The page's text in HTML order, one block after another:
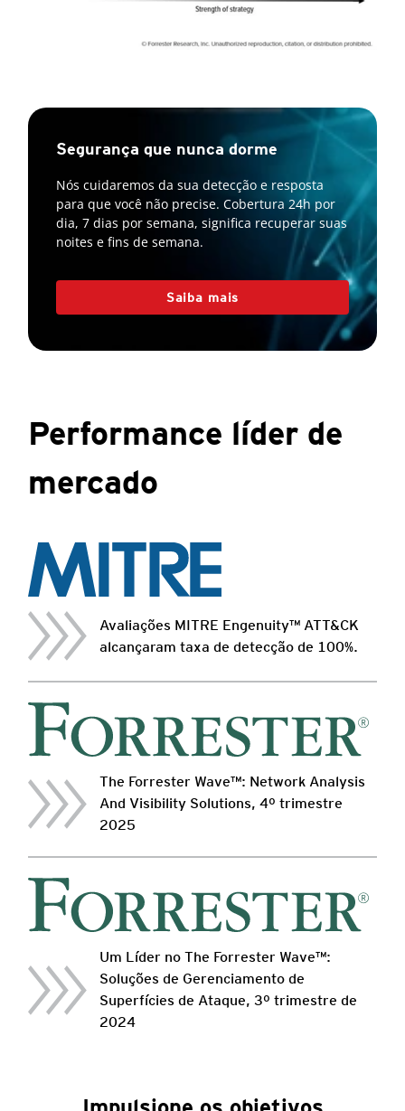
Segurança que nunca dorme
Nós cuidaremos da sua detecção e resposta
para que você não precise. Cobertura 24h por
dia, 7 dias por semana, significa recuperar suas
noites e fins de semana.
Saiba mais
Performance líder de
mercado
Avaliações MITRE Engenuity™ ATT&CK
alcançaram taxa de detecção de 100%.
The Forrester Wave™: Network Analysis
And Visibility Solutions, 4º trimestre
2025
Um Líder no The Forrester Wave™:
Soluções de Gerenciamento de
Superfícies de Ataque, 3º trimestre de
2024